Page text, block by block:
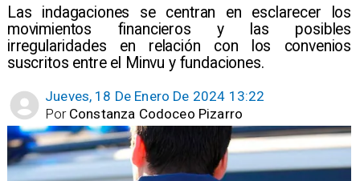
Las indagaciones se centran en esclarecer los
movimientos financieros y las posibles
irregularidades en relación con los convenios
suscritos entre el Minvu y fundaciones.
Jueves, 18 De Enero De 2024 13:22
Constanza Codoceo Pizarro
Por